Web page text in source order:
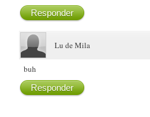
Responder
Lu de Mila
buh
Responder